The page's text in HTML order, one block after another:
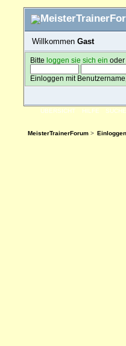
Willkommen Gast
Bitteloggen sie sich ein
Einloggen mit
ÜBERSICHT HILFE SUCHE
MeisterTrainerForum> Einloggen